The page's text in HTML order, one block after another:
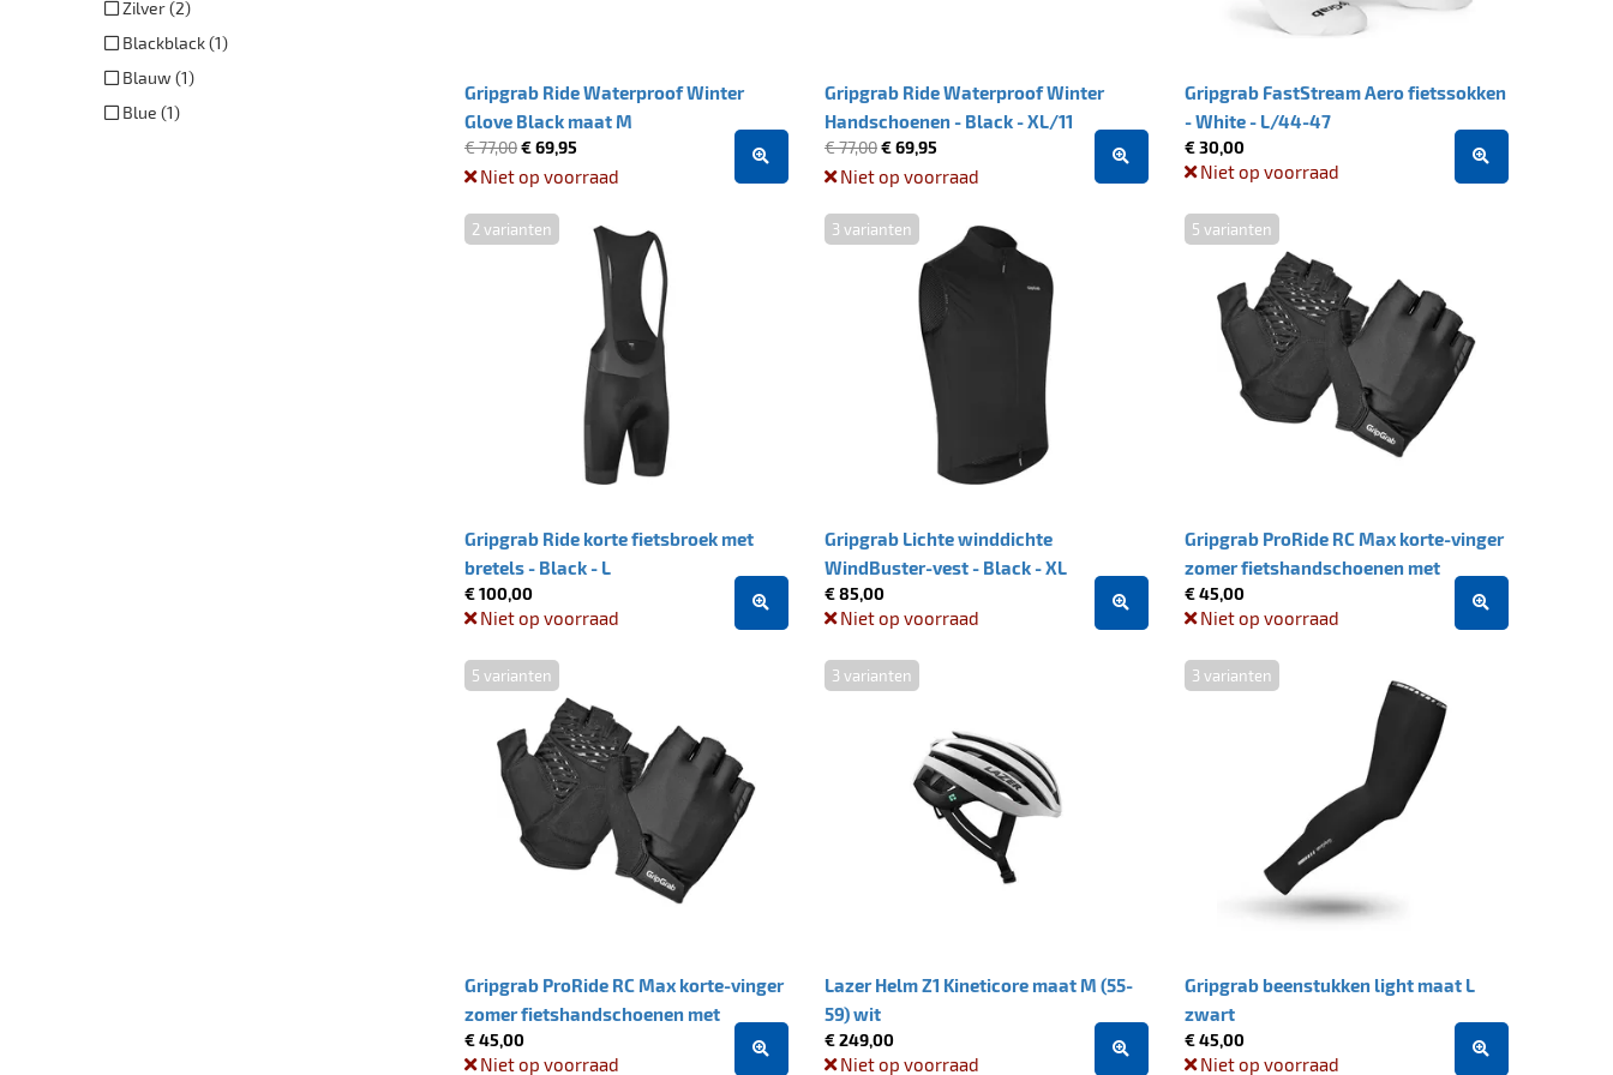
Zilver (2)
Blackblack (1)
Blauw (1)
Blue (1)
Gripgrab Ride Waterproof Winter
Glove Black maat M
€ 77,00€ 69,95
Niet op voorraad
Gripgrab Ride Waterproof Winter
Handschoenen - Black - XL/11
€ 77,00€ 69,95
Niet op voorraad
Gripgrab FastStream Aero fietssokken
- White - L/44-47
€ 30,00
Niet op voorraad
Gripgrab Ride korte fietsbroek met
bretels - Black - L
2 varianten
€ 100,00
Niet op voorraad
Gripgrab Lichte winddichte
WindBuster-vest - Black - XL
3 varianten
€ 85,00
Niet op voorraad
Gripgrab ProRide RC Max korte-vinger
zomer fietshandschoenen met
padding - Black
5 varianten
€ 45,00
Niet op voorraad
Gripgrab ProRide RC Max korte-vinger
zomer fietshandschoenen met
padding - Black maat XXL
5 varianten
€ 45,00
Niet op voorraad
Lazer Helm Z1 Kineticore maat M (55-
59) wit
3 varianten
€ 249,00
Niet op voorraad
Gripgrab beenstukken light maat L
zwart
3 varianten
€ 45,00
Niet op voorraad